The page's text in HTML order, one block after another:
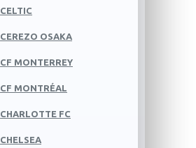
CELTIC
CEREZO OSAKA
CF MONTERREY
CF MONTRÉAL
CHARLOTTE FC
CHELSEA